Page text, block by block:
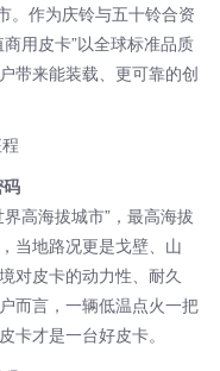
作为庆铃与五十铃合资
用皮卡”以全球标准品质
带来能装载、更可靠的创
高海拔城市”，最高海拔
当地路况更是戈壁、山
对皮卡的动力性、耐久
而言，一辆低温点火一把
卡才是一台好皮卡。